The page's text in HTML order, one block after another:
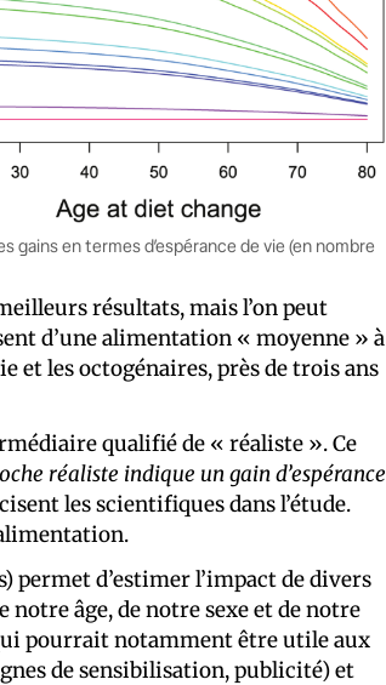
en termes d’espérance de vie (en nombre
résultats, mais l’on peut
d’une alimentation « moyenne » à
et les octogénaires, près de trois ans
qualifié de « réaliste ». Ce
réaliste indique un gain d’espérance
les scientifiques dans l’étude.
permet d’estimer l’impact de divers
âge, de notre sexe et de notre
pourrait notamment être utile aux
de sensibilisation, publicité) et